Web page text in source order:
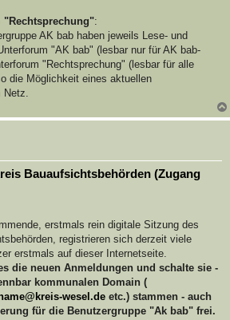
"Rechtsprechung":
AK bab haben jeweils Lese- und
"AK bab" (lesbar nur für AK bab-
"Rechtsprechung" (lesbar für alle
die Möglichkeit eines aktuellen
Netz.
Bauaufsichtsbehörden (Zugang
erstmals rein digitale Sitzung des
registrieren sich derzeit viele
erstmals auf dieser Internetseite.
die neuen Anmeldungen und schalte sie -
kommunalen Domain (
wesel.de etc.) stammen - auch
für die Benutzergruppe "Ak bab" frei.